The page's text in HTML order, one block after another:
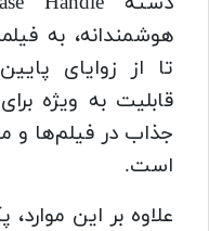
هوشمندانه، به
تا از زوایای
قابلیت به ویژه
جذاب در فیلم‌ها و
است.